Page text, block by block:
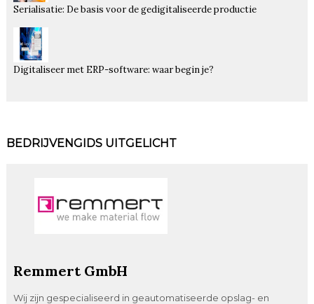
Serialisatie: De basis voor de gedigitaliseerde productie
Digitaliseer met ERP-software: waar begin je?
BEDRIJVENGIDS UITGELICHT
Remmert GmbH
Wij zijn gespecialiseerd in geautomatiseerde opslag- en